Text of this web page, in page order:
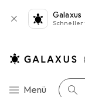
Galaxus
Schneller
Navigation nach
Menü Suche